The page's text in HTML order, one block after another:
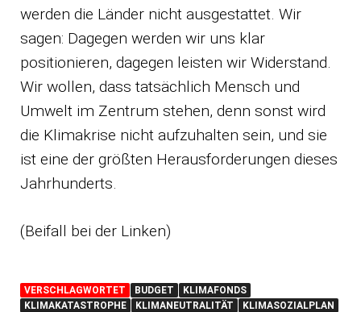
werden die Länder nicht ausgestattet. Wir
sagen: Dagegen werden wir uns klar
positionieren, dagegen leisten wir Widerstand.
Wir wollen, dass tatsächlich Mensch und
Umwelt im Zentrum stehen, denn sonst wird
die Klimakrise nicht aufzuhalten sein, und sie
ist eine der größten Herausforderungen dieses
Jahrhunderts.
(Beifall bei der Linken)
VERSCHLAGWORTET BUDGET
KLIMAFONDS
KLIMAKATASTROPHE
KLIMANEUTRALITÄT
KLIMASOZIALPLAN